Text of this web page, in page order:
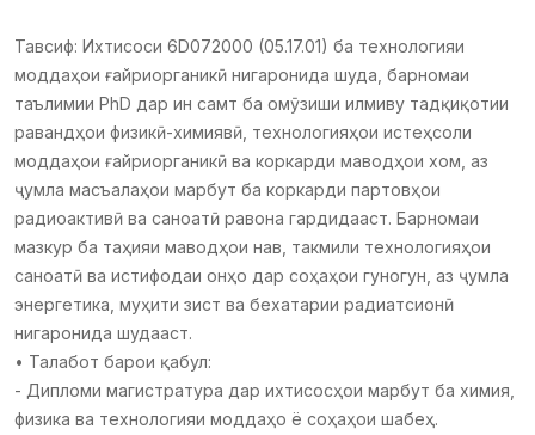
Тавсиф: Ихтисоси 6D072000 (05.17.01) ба технологияи
моддаҳои ғайриорганикӣ нигаронида шуда, барномаи
таълимии PhD дар ин самт ба омӯзиши илмиву тадқиқотии
равандҳои физикӣ-химиявӣ, технологияҳои истеҳсоли
моддаҳои ғайриорганикӣ ва коркарди маводҳои хом, аз
ҷумла масъалаҳои марбут ба коркарди партовҳои
радиоактивӣ ва саноатӣ равона гардидааст. Барномаи
мазкур ба таҳияи маводҳои нав, такмили технологияҳои
саноатӣ ва истифодаи онҳо дар соҳаҳои гуногун, аз ҷумла
энергетика, муҳити зист ва бехатарии радиатсионӣ
нигаронида шудааст.
• Талабот барои қабул:
- Дипломи магистратура дар ихтисосҳои марбут ба химия,
физика ва технологияи моддаҳо ё соҳаҳои шабеҳ.